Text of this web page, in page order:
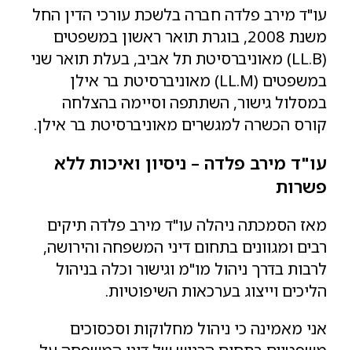
עו"ד מירב פלדה חברה בלשכת עורכי הדין החל
משנת 2008, בוגרת תואר ראשון במשפטים
(LL.B) מאוניברסיטת תל אביב, בעלת תואר שני
במשפטים (LL.M) מאוניברסיטת בר אילן
במסלול גישור, השתתפה וסיימה בהצלחה
קורס הכשרה למגשרים מאוניברסיטת בר אילן.
עו"ד מירב פלדה – ניסיון ואיכות ללא
פשרות
מאז הסמכתה ניהלה עו"ד מירב פלדה תיקים
רבים ומגוונים בתחום דיני המשפחה והירושה,
לרבות בדרך ניהול מו"מ וגישור וכלה בניהול
הליכים וייצוג בערכאות השיפוטיות.
אני מאמינה כי ניהול מחלוקות וסכסוכים